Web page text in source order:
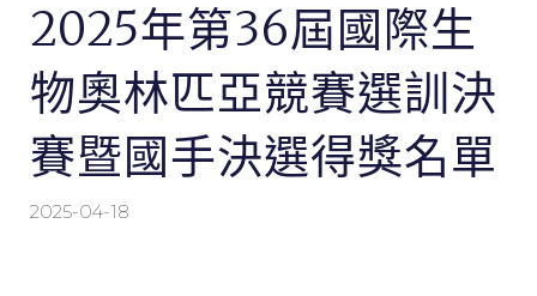
2025年第36屆國際生
物奧林匹亞競賽選訓決
賽暨國手決選得獎名單
2025-04-18